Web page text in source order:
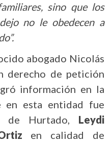
sino que los
no le obedecen a
abogado Nicolás
derecho de petición
información en la
en esta entidad fue
de Hurtado, Leydi
en calidad de